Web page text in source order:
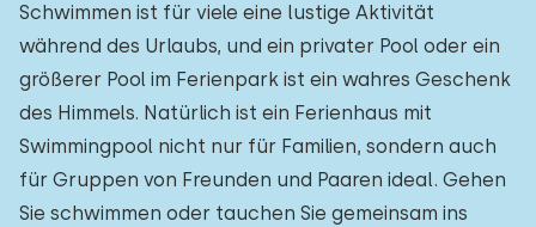
Schwimmen ist für viele eine lustige Aktivität
während des Urlaubs, und ein privater Pool oder ein
größerer Pool im Ferienpark ist ein wahres Geschenk
des Himmels. Natürlich ist ein Ferienhaus mit
Swimmingpool nicht nur für Familien, sondern auch
für Gruppen von Freunden und Paaren ideal. Gehen
Sie schwimmen oder tauchen Sie gemeinsam ins